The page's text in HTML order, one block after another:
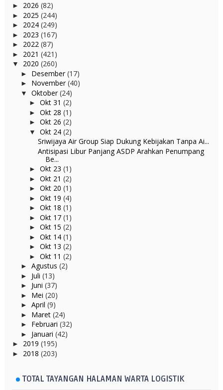
► 2026 (82)
► 2025 (244)
► 2024 (249)
► 2023 (167)
► 2022 (87)
► 2021 (421)
▼ 2020 (260)
► Desember(17)
► November(40)
▼ Oktober(24)
► Okt 31 (2)
► Okt 28 (1)
► Okt 26 (2)
▼ Okt 24 (2)
Sriwijaya Air Group Siap Dukung Kebijakan Tanpa Ai...
Antisipasi Libur Panjang ASDP Arahkan Penumpang
Be...
► Okt 23 (1)
► Okt 21 (2)
► Okt 20 (1)
► Okt 19 (4)
► Okt 18 (1)
► Okt 17 (1)
► Okt 15 (2)
► Okt 14 (1)
► Okt 13 (2)
► Okt 11 (2)
► Agustus (2)
► Juli (13)
► Juni (37)
► Mei (20)
► April (9)
► Maret (24)
► Februari (32)
► Januari (42)
► 2019 (195)
► 2018 (203)
TOTAL TAYANGAN HALAMAN WARTA LOGISTIK